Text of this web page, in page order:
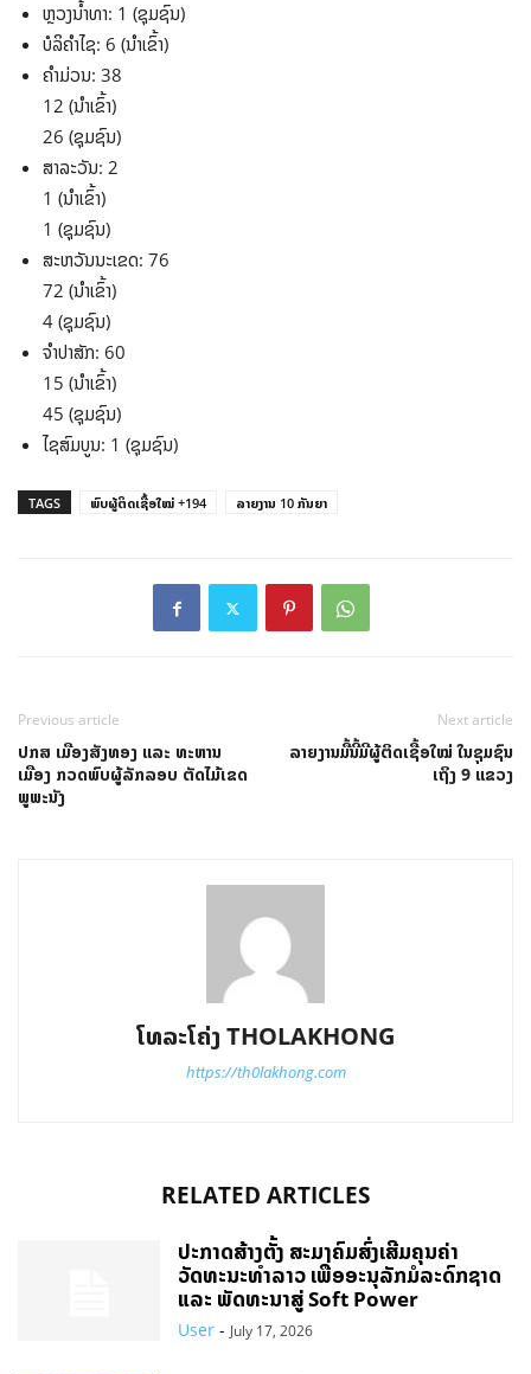
ຫຼວງນໍ້າທາ: 1 (ຊຸມຊົນ)
ບໍລິຄໍາໄຊ: 6 (ນໍາເຂົ້າ)
ຄໍາມ່ວນ: 38
12 (ນໍາເຂົ້າ)
26 (ຊຸມຊົນ)
ສາລະວັນ: 2
1 (ນໍາເຂົ້າ)
1 (ຊຸມຊົນ)
ສະຫວັນນະເຂດ: 76
72 (ນໍາເຂົ້າ)
4 (ຊຸມຊົນ)
ຈໍາປາສັກ: 60
15 (ນໍາເຂົ້າ)
45 (ຊຸມຊົນ)
ໄຊສົມບູນ: 1 (ຊຸມຊົນ)
TAGS ພົບຜູ້ຕິດເຊື້ອໃໝ່ +194 ລາຍງານ 10 ກັນຍາ
Previous article
ປກສ ເມືອງສັງທອງ ແລະ ທະຫານ
ເມືອງ ກວດພົບຜູ້ລັກລອບ ຕັດໄມ້ເຂດ
ພູພະນັງ
Next article
ລາຍງານມື້ນີ້ມີຜູ້ຕິດເຊື້ອໃໝ່ ໃນຊຸມຊົນ
ເຖິງ 9 ແຂວງ
ໂທລະໂຄ່ງ THOLAKHONG
https://th0lakhong.com
RELATED ARTICLES
ປະກາດສ້າງຕັ້ງ ສະມາຄົມສົ່ງເສີມຄຸນຄ່າ
ວັດທະນະທຳລາວ ເພື່ອອະນຸລັກມໍລະດົກຊາດ
ແລະ ພັດທະນາສູ່ Soft Power
User - July 17, 2026